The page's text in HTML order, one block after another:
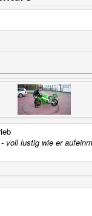
voll lustig wie er